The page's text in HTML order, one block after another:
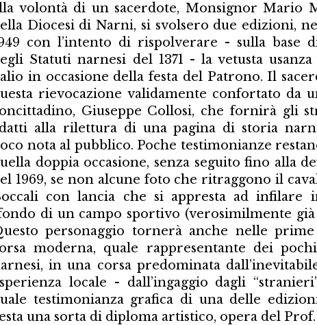
volontà di un sacerdote, Monsignor Mario
Diocesi di Narni, si svolsero due edizioni,
con l’intento di rispolverare - sulla base
Statuti narnesi del 1371 - la vetusta
in occasione della festa del Patrono. Il
rievocazione validamente confortato da
Giuseppe Collosi, che fornirà gli
alla rilettura di una pagina di storia
nota al pubblico. Poche testimonianze
doppia occasione, senza seguito fino alla
1969, se non alcune foto che ritraggono il
con lancia che si appresta ad infilare
di un campo sportivo (verosimilmente
personaggio tornerà anche nelle
moderna, quale rappresentante dei
in una corsa predominata
locale - dall’ingaggio dagli
testimonianza grafica di una delle
una sorta di diploma artistico, opera del